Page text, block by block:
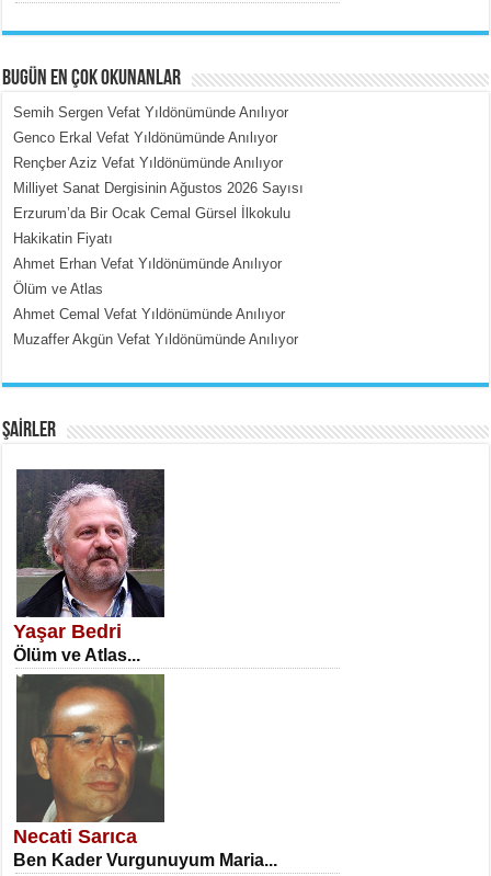
MEHMET ÇOBAN
İçerdeki Put Dışardaki Maskeler...
SATILMIŞ ÜMİT ÇETİNKAYA
Erkenlik...
NECLA DİLEK ARSLAN
Öğretmenler Günü Mahkemesi...
BUGÜN EN ÇOK OKUNANLAR
Semih Sergen Vefat Yıldönümünde Anılıyor
Genco Erkal Vefat Yıldönümünde Anılıyor
Rençber Aziz Vefat Yıldönümünde Anılıyor
Milliyet Sanat Dergisinin Ağustos 2026 Sayısı
Erzurum’da Bir Ocak Cemal Gürsel İlkokulu
Hakikatin Fiyatı
Ahmet Erhan Vefat Yıldönümünde Anılıyor
Ölüm ve Atlas
Ahmet Cemal Vefat Yıldönümünde Anılıyor
Muzaffer Akgün Vefat Yıldönümünde Anılıyor
ŞAİRLER
Yaşar Bedri
Ölüm ve Atlas...
Necati Sarıca
Ben Kader Vurgunuyum Maria...